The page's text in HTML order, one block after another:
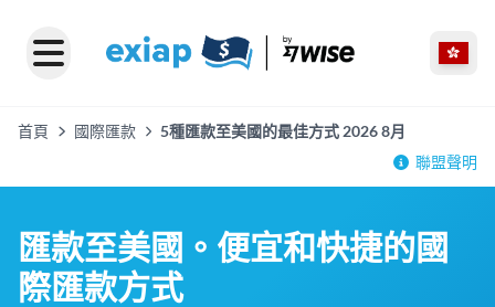
首頁 國際匯款
5種匯款至美國的最佳方式 2026 8月
聯盟聲明
匯款至美國。便宜和快捷的國
際匯款方式